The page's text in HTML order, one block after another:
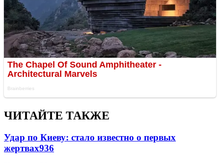
ЧИТАЙТЕ ТАКЖЕ
Удар по Киеву: стало известно о первых
жертвах936